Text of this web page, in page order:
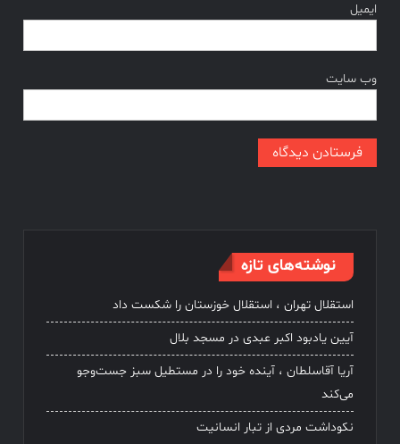
ایمیل
وب‌ سایت
نوشته‌های تازه
استقلال تهران ، استقلال خوزستان را شکست داد
آیین یادبود اکبر عبدی در مسجد بلال
آریا آقاسلطان ، آینده خود را در مستطیل سبز جست‌وجو
می‌کند
نکوداشت مردی از تبار انسانیت